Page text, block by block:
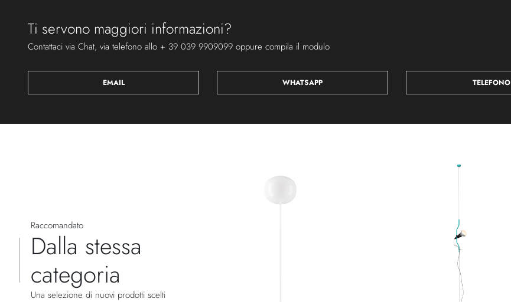
Ti servono maggiori informazioni?
Contattaci via Chat, via telefono allo + 39 039 9909099 oppure compila il modulo
EMAIL WHATSAPP TELEFONO
Raccomandato
Dalla stessa
categoria
Una selezione di nuovi prodotti scelti